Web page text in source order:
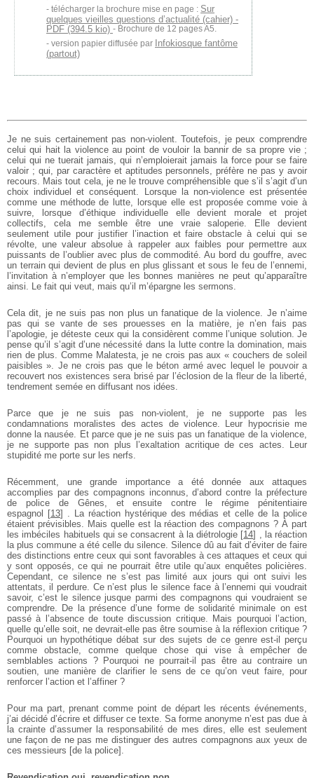
télécharger la brochure mise en page : Sur
quelques vieilles questions d’actualité (cahier) -
PDF (394.5 kio) - Brochure de 12 pages A5.
version papier diffusée par Infokiosque fantôme
(partout)
Je ne suis certainement pas non-­violent. Toutefois, je peux comprendre
celui qui hait la violence au point de vouloir la bannir de sa propre vie ;
celui qui ne tuerait jamais, qui n’emploierait jamais la force pour se faire
valoir ; qui, par caractère et aptitudes personnels, préfère ne pas y avoir
recours. Mais tout cela, je ne le trouve compréhensible que s’il s’agit d’un
choix individuel et conséquent. Lorsque la non­-violence est présentée
comme une méthode de lutte, lorsque elle est proposée comme voie à
suivre, lorsque d’éthique individuelle elle devient morale et projet
collectifs, cela me semble être une vraie saloperie. Elle devient
seulement utile pour justifier l’inaction et faire obstacle à celui qui se
révolte, une valeur absolue à rappeler aux faibles pour permettre aux
puissants de l’oublier avec plus de commodité. Au bord du gouffre, avec
un terrain qui devient de plus en plus glissant et sous le feu de l’ennemi,
l’invitation à n’employer que les bonnes manières ne peut qu’apparaître
ainsi. Le fait qui veut, mais qu’il m’épargne les sermons.
Cela dit, je ne suis pas non plus un fanatique de la violence. Je n’aime
pas qui se vante de ses prouesses en la matière, je n’en fais pas
l’apologie, je déteste ceux qui la considèrent comme l’unique solution. Je
pense qu’il s’agit d’une nécessité dans la lutte contre la domination, mais
rien de plus. Comme Malatesta, je ne crois pas aux « couchers de soleil
paisibles ». Je ne crois pas que le béton armé avec lequel le pouvoir a
recouvert nos existences sera brisé par l’éclosion de la fleur de la liberté,
tendrement semée en diffusant nos idées.
Parce que je ne suis pas non-­violent, je ne supporte pas les
condamnations moralistes des actes de violence. Leur hypocrisie me
donne la nausée. Et parce que je ne suis pas un fanatique de la violence,
je ne supporte pas non plus l’exaltation acritique de ces actes. Leur
stupidité me porte sur les nerfs.
Récemment, une grande importance a été donnée aux attaques
accomplies par des compagnons inconnus, d’abord contre la préfecture
de police de Gênes, et ensuite contre le régime pénitentiaire
espagnol
[13] . La réaction hystérique des médias et celle de la police
étaient prévisibles. Mais quelle est la réaction des compagnons ? À part
les imbéciles habituels qui se consacrent à la diétrologie [14] , la réaction
la plus commune a été celle du silence. Silence dû au fait d’éviter de faire
des distinctions entre ceux qui sont favorables à ces attaques et ceux qui
y sont opposés, ce qui ne pourrait être utile qu’aux enquêtes policières.
Cependant, ce silence ne s’est pas limité aux jours qui ont suivi les
attentats, il perdure. Ce n’est plus le silence face à l’ennemi qui voudrait
savoir, c’est le silence jusque parmi des compagnons qui voudraient se
comprendre. De la présence d’une forme de solidarité minimale on est
passé à l’absence de toute discussion critique. Mais pourquoi l’action,
quelle qu’elle soit, ne devrait-­elle pas être soumise à la réflexion critique ?
Pourquoi un hypothétique débat sur des sujets de ce genre est-­il perçu
comme obstacle, comme quelque chose qui vise à empêcher de
semblables actions ? Pourquoi ne pourrait-­il pas être au contraire un
soutien, une manière de clarifier le sens de ce qu’on veut faire, pour
renforcer l’action et l’affiner ?
Pour ma part, prenant comme point de départ les récents événe­ments,
j’ai décidé d’écrire et diffuser ce texte. Sa forme anonyme n’est pas due à
la crainte d’assumer la responsabilité de mes dires, elle est seulement
une façon de ne pas me distinguer des autres compagnons aux yeux de
ces messieurs [de la police].